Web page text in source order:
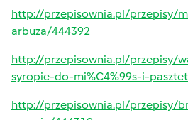
http://przepisownia.pl/przepisy/
arbuza/444392
http://przepisownia.pl/przepisy/
syropie-do-mi%C4%99s-i-
http://przepisownia.pl/przepisy/